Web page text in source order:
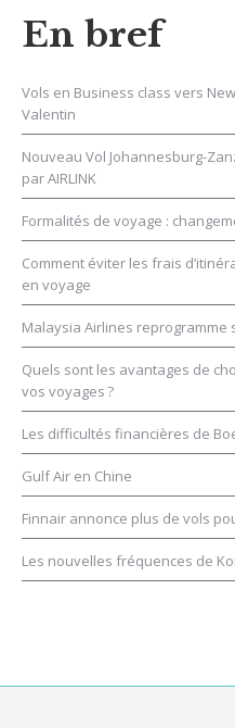
En bref
Vols en Business class vers
Valentin
Nouveau Vol Johannesburg-
par AIRLINK
Formalités de voyage :
Comment éviter les frais
en voyage
Malaysia Airlines reprogramme
Quels sont les avantages de
vos voyages ?
Les difficultés financières de
Gulf Air en Chine
Finnair annonce plus de vols
Les nouvelles fréquences de